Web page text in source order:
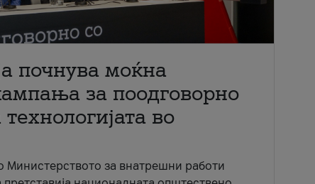
почнува моќна
за поодговорно
во
Министерството за внатрешни работи